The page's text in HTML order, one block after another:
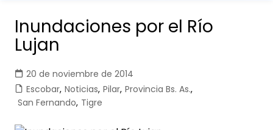
contenido
Inundaciones por el Río
Lujan
20 de noviembre de 2014
Escobar, Noticias, Pilar, Provincia Bs. As.,
San Fernando, Tigre